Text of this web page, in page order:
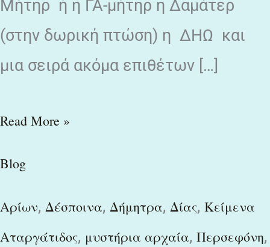
Μήτηρ ή η ΓΑ-μήτηρ η Δαμάτερ
(στην δωρική πτώση) η ΔΗΩ και
μια σειρά ακόμα επιθέτων […]
Read More »
Blog
Αρίων, Δέσποινα, Δήμητρα, Δίας, Κείμενα
Αταργάτιδος, μυστήρια αρχαία, Περσεφόνη,